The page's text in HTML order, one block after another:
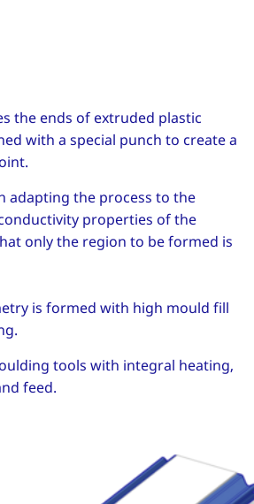
the ends of extruded plastic
with a special punch to create a
adapting the process to the
properties of the
only the region to be formed is
is formed with high mould fill
tools with integral heating,
feed.